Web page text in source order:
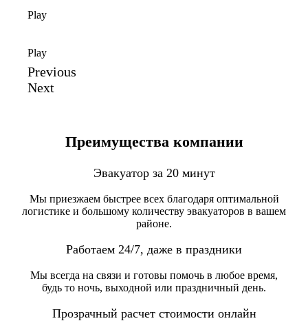
Play
Play
Previous
Next
Преимущества компании
Эвакуатор за 20 минут
Мы приезжаем быстрее всех благодаря оптимальной
логистике и большому количеству эвакуаторов в вашем
районе.
Работаем 24/7, даже в праздники
Мы всегда на связи и готовы помочь в любое время,
будь то ночь, выходной или праздничный день.
Прозрачный расчет стоимости онлайн